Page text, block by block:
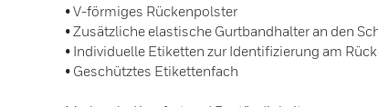
• V-förmiges Rückenpolster
• Zusätzliche elastische Gurtbandhalter an den
• Individuelle Etiketten zur Identifizierung am
• Geschütztes Etikettenfach